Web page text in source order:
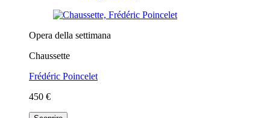
Opera della settimana
Chaussette
Frédéric Poincelet
450 €